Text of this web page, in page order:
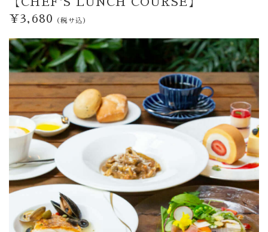
¥3,680
（税サ込）